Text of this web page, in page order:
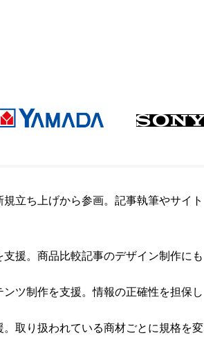
立ち上げから参画。記事執筆やサイト
援。商品比較記事のデザイン制作にも
ツ制作を支援。情報の正確性を担保し
取り扱われている商材ごとに規格を変